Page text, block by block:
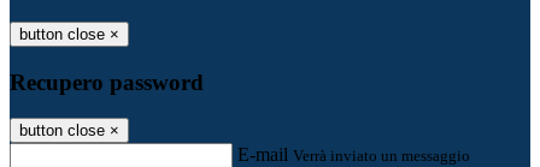
button close ×
Recupero password
button close ×
E-mail Verrà inviato un messaggio